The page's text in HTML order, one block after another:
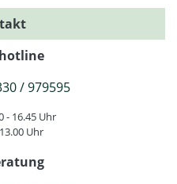
/ 979595
- 16.45 Uhr
Uhr